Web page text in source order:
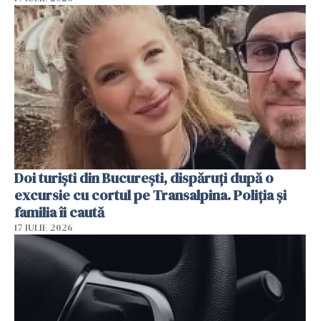
Doi turiști din București, dispăruți după o
excursie cu cortul pe Transalpina. Poliția și
familia îi caută
17 IULIE 2026